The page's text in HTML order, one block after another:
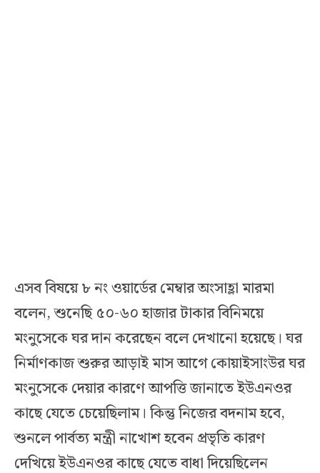
এসব বিষয়ে ৮ নং ওয়ার্ডের মেম্বার অংসাহ্লা মারমা
বলেন, শুনেছি ৫০-৬০ হাজার টাকার বিনিময়ে
মংনুসেকে ঘর দান করেছেন বলে দেখানো হয়েছে। ঘর
নির্মাণকাজ শুরুর আড়াই মাস আগে কোয়াইসাংউর ঘর
মংনুসেকে দেয়ার কারণে আপত্তি জানাতে ইউএনওর
কাছে যেতে চেয়েছিলাম। কিন্তু নিজের বদনাম হবে,
শুনলে পার্বত্য মন্ত্রী নাখোশ হবেন প্রভৃতি কারণ
দেখিয়ে ইউএনওর কাছে যেতে বাধা দিয়েছিলেন